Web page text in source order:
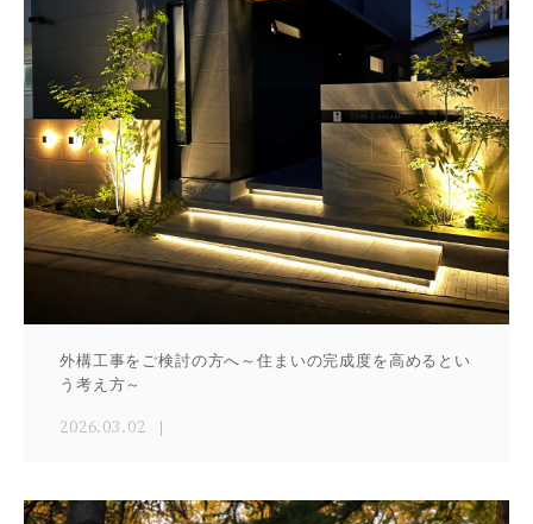
外構工事をご検討の方へ～住まいの完成度を高めるとい
う考え方～
2026.03.02